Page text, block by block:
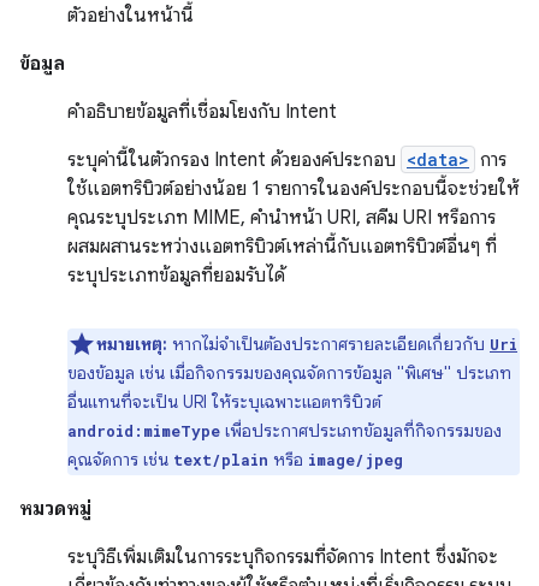
ตัวอย่างในหน้านี้
ข้อมูล
คำอธิบายข้อมูลที่เชื่อมโยงกับ Intent
ระบุค่านี้ในตัวกรอง Intent ด้วยองค์ประกอบ <data> การ
ใช้แอตทริบิวต์อย่างน้อย 1 รายการในองค์ประกอบนี้จะช่วยให้
คุณระบุประเภท MIME, คำนำหน้า URI, สคีม URI หรือการ
ผสมผสานระหว่างแอตทริบิวต์เหล่านี้กับแอตทริบิวต์อื่นๆ ที่
ระบุประเภทข้อมูลที่ยอมรับได้
หมายเหตุ: หากไม่จำเป็นต้องประกาศรายละเอียดเกี่ยวกับ Uri
ของข้อมูล เช่น เมื่อกิจกรรมของคุณจัดการข้อมูล "พิเศษ" ประเภท
อื่นแทนที่จะเป็น URI ให้ระบุเฉพาะแอตทริบิวต์
android:mimeType เพื่อประกาศประเภทข้อมูลที่กิจกรรมของ
คุณจัดการ เช่น text/plain หรือ image/jpeg
หมวดหมู่
ระบุวิธีเพิ่มเติมในการระบุกิจกรรมที่จัดการ Intent ซึ่งมักจะ